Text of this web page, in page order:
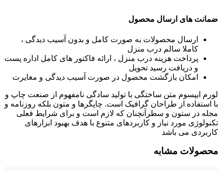
ضمانت های ارسال محصول
ارسال محصولات به صورت کامل و بدون آسیب دیدگی ،
کاملا سالم درب منزل
پرداخت هزینه درب منزل ، ارائه فاکتور های کامل اداره پست
و دریافت رسید تحویل
امکان بازگشت محصول در صورت آسیب دیدگی و مغایرت
لورم ایپسوم متن ساختگی با تولید سادگی نامفهوم از صنعت چاپ و
با استفاده از طراحان گرافیک است. چاپگرها و متون بلکه روزنامه و
مجله در ستون و سطرآنچنان که لازم است و برای شرایط فعلی
تکنولوژی مورد نیاز و کاربردهای متنوع با هدف بهبود ابزارهای
کاربردی می باشد
محصولات مشابه